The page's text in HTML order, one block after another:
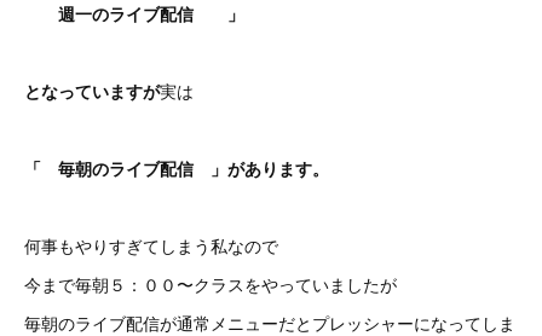
週一のライブ配信 」
となっていますが実は
「 毎朝のライブ配信 」があります。
何事もやりすぎてしまう私なので
今まで毎朝５：００〜クラスをやっていましたが
毎朝のライブ配信が通常メニューだとプレッシャーになってしま